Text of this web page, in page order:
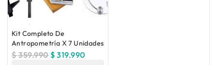
Kit Completo De
Antropometría X 7 Unidades
$359.990 $ 319.990